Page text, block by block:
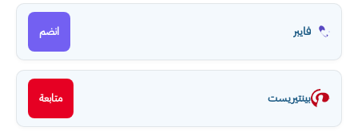
فايبر انضم
بينتيريست متابعة